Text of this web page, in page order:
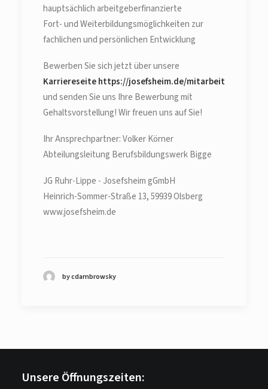
hauptsächlich arbeitgeberfinanzierte
Fort- und Weiterbildungsmöglichkeiten zur
fachlichen und persönlichen Entwicklung
Bewerben Sie sich jetzt über unsere
Karriereseite https://josefsheim.de/mitarbeit
und senden Sie uns Ihre Bewerbung mit
Gehaltsvorstellung! Wir freuen uns auf Sie!
Ihr Ansprechpartner: Volker Körner
Abteilungsleitung Berufsbildungswerk Bigge
JG Ruhr-Lippe - Josefsheim gGmbH
Heinrich-Sommer-Straße 13, 59939 Olsberg
www.josefsheim.de
by cdambrowsky
Unsere Öffnungszeiten: